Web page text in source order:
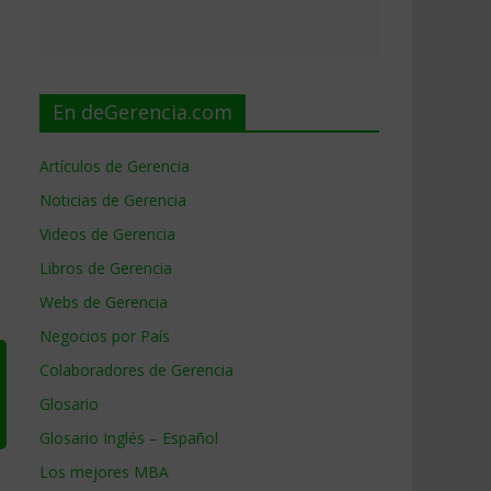
En deGerencia.com
Artículos de Gerencia
Noticias de Gerencia
Videos de Gerencia
Libros de Gerencia
Webs de Gerencia
Negocios por País
Colaboradores de Gerencia
Glosario
Glosario Inglés – Español
Los mejores MBA